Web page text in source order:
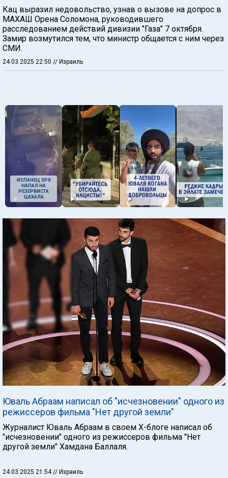
Кац выразил недовольство, узнав о вызове на допрос в
МАХАШ Орена Соломона, руководившего
расследованием действий дивизии "Газа" 7 октября.
Замир возмутился тем, что министр общается с ним через
СМИ.
24.03.2025 22:50 // Израиль
ИСПАНЕЦ ЗРЯ
НАПАЛ НА
РЕЗЕРВИСТА
ЦАХАЛА
Юваль Абраам написал об "исчезновении" одного из
режиссеров фильма "Нет другой земли"
Журналист Юваль Абраам в своем Х-блоге написал об
"исчезновении" одного из режиссеров фильма "Нет
другой земли" Хамдана Баллаля.
24.03.2025 21:54// Израиль